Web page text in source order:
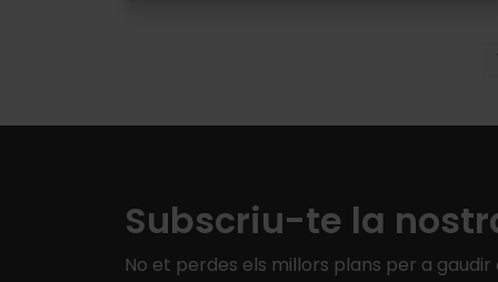
Subscriu-te la
No et perdes els millors plans per a gaudir